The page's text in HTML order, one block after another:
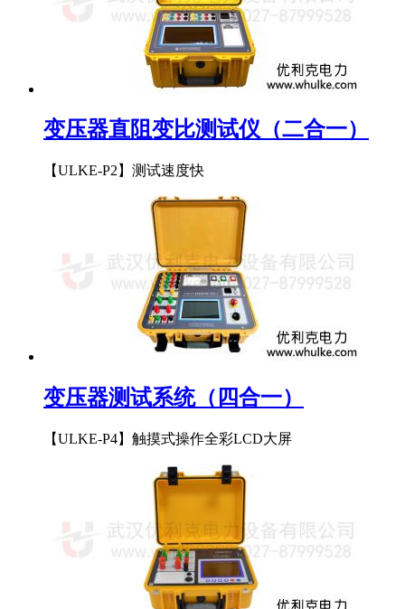
变压器直阻变比测试仪（二合一）
【ULKE-P2】测试速度快
变压器测试系统（四合一）
【ULKE-P4】触摸式操作全彩LCD大屏